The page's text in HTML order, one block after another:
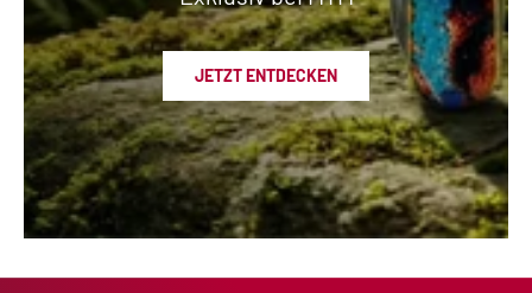
JETZT ENTDECKEN